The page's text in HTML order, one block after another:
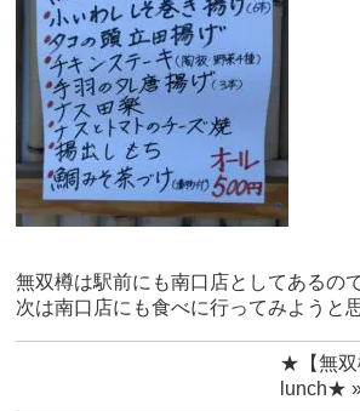
無双樽は駅前にも南口店としてあるの
次は南口店にも食べに行ってみようと
★【無双
lunch★